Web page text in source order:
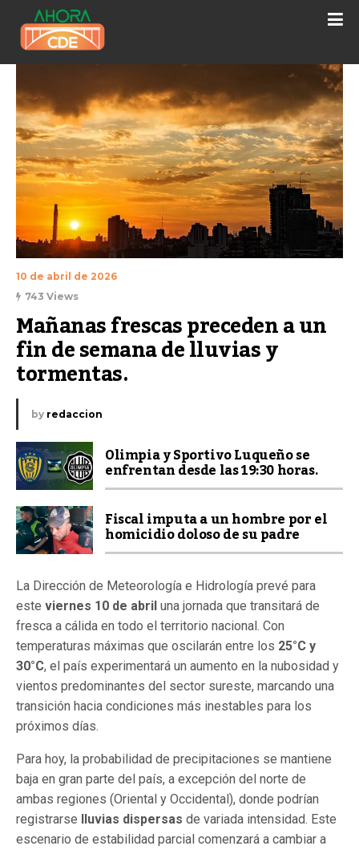
10 de abril de 2026
743 Views
Mañanas frescas preceden a un
fin de semana de lluvias y
tormentas.
by redaccion
Olimpia y Sportivo Luqueño se
enfrentan desde las 19:30 horas.
Fiscal imputa a un hombre por el
homicidio doloso de su padre
La Dirección de Meteorología e Hidrología prevé para
este viernes 10 de abril una jornada que transitará de
fresca a cálida en todo el territorio nacional. Con
temperaturas máximas que oscilarán entre los 25°C y
30°C, el país experimentará un aumento en la nubosidad y
vientos predominantes del sector sureste, marcando una
transición hacia condiciones más inestables para los
próximos días.
Para hoy, la probabilidad de precipitaciones se mantiene
baja en gran parte del país, a excepción del norte de
ambas regiones (Oriental y Occidental), donde podrían
registrarse lluvias dispersas de variada intensidad. Este
escenario de estabilidad parcial comenzará a cambiar a